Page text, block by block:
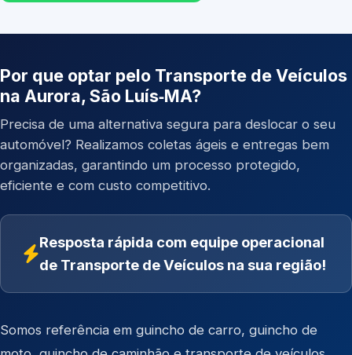
Por que optar pelo Transporte de Veículos
na Aurora, São Luís‑MA?
Precisa de uma alternativa segura para deslocar o seu
automóvel? Realizamos coletas ágeis e entregas bem
organizadas, garantindo um processo protegido,
eficiente e com custo competitivo.
Resposta rápida com equipe operacional
de Transporte de Veículos na sua região!
Somos referência em guincho de carro, guincho de